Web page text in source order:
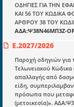
ΟΔΗΓΙΕΣ ΓΙΑ ΤΗΝ
ΚΑΙ 56 ΤΟΥ ΚΩΔΙΚΑ
ΑΡΘΡΟΥ 38 ΤΟΥ
ΑΔΑ:Ψ38Ν46ΜΠ3Ζ-
Ε.2027/2026
Παροχή οδηγιών για
Τελωνειακού Κώδικα
απαλλαγής από
είδη,
πρόσωπα που
(μετοικεσία)».
E-book
Οδηγοί εκκαθάρισης
Νόμοι και προεδρικά
Υπουργικές
Νομολογία και